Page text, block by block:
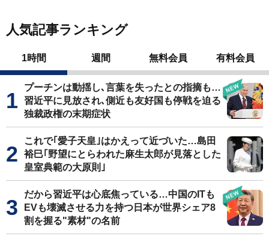
人気記事ランキング
1時間 週間 無料会員 有料会員
プーチンは動揺し､言葉を失ったとの指摘も…
習近平に見放され､側近も友好国も停戦を迫る
独裁政権の末期症状
これで｢愛子天皇｣はかえって近づいた…島田
裕巳｢野望にとらわれた麻生太郎が見落とした
皇室典範の大原則｣
だから習近平は心底焦っている…中国のITも
EVも壊滅させる力を持つ日本が世界シェア8
割を握る"素材"の名前